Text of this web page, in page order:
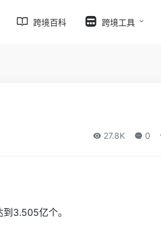
跨境百科 跨境工具
27.8K 0
3.505亿个。